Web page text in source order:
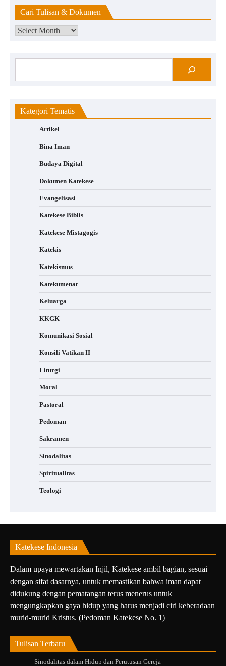
Cari Tulisan & Dokumen
Kategori Tematis
Artikel
Bina Iman
Budaya Digital
Dokumen Katekese
Evangelisasi
Katekese Biblis
Katekese Mistagogis
Katekis
Katekismus
Katekumenat
Keluarga
KKGK
Komunikasi Sosial
Konsili Vatikan II
Liturgi
Moral
Pastoral
Pedoman
Sakramen
Sinodalitas
Spiritualitas
Teologi
Katekese Indonesia
Dalam upaya mewartakan Injil, Katekese ambil bagian, sesuai
dengan sifat dasarnya, untuk memastikan bahwa iman dapat
didukung dengan pematangan terus menerus untuk
mengungkapkan gaya hidup yang harus menjadi ciri keberadaan
murid-murid Kristus. (Pedoman Katekese No. 1)
Tulisan Terbaru
Sinodalitas dalam Hidup dan Perutusan Gereja